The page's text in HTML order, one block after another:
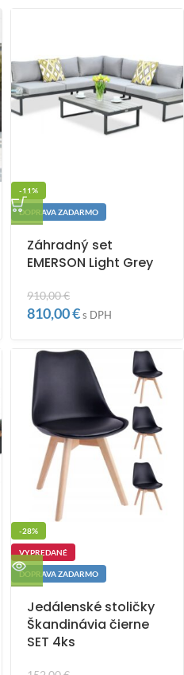
-11%
DOPRAVA ZADARMO
Záhradný set
EMERSON Light Grey
910,00€
810,00€s DPH
-28%
VYPREDANÉ
DOPRAVA ZADARMO
Jedálenské stoličky
Škandinávia čierne
SET 4ks